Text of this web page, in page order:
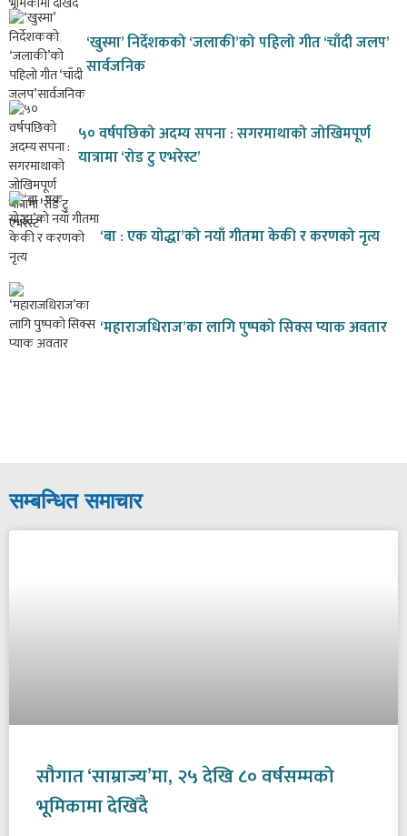
‘खुस्मा’ निर्देशकको ‘जलाकी’को पहिलो गीत ‘चाँदी जलप’
सार्वजनिक
५० वर्षपछिको अदम्य सपना : सगरमाथाको जोखिमपूर्ण
यात्रामा ‘रोड टु एभरेस्ट’
‘बा : एक योद्धा’को नयाँ गीतमा केकी र करणको नृत्य
‘महाराजधिराज’का लागि पुष्पको सिक्स प्याक अवतार
सम्बन्धित समाचार
सौगात ‘साम्राज्य’मा, २५ देखि ८० वर्षसम्मको
भूमिकामा देखिँदै